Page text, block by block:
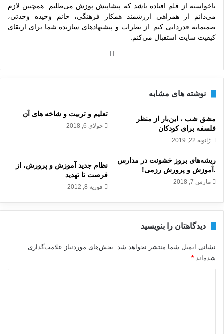
ناخواسته از قلم افتاده باشد که پیشاپیش پوزش می‌طلبم. همچنین لازم
می‌دانم از همراهی ارزشمند همکار فرهنگی، خانم وحیده وحدتی،
صمیمانه قدردانی کنم. از نظرات و پیشنهادهای سازنده شما برای ارتقای
کیفیت سایت استقبال می‌کنم.
نوشته های مشابه
مشق شب ، این‌بار از منظر
فلسفه برای کودکان
ژانویه 22, 2019
تعلیم و تربیت و شاخه های آن
جولای 6, 2018
ریشه‌های بروز خشونت در مدارس
.آموزش و پرورش رزمی!
مارس 7, 2018
نظام جديد آموزش و پرورش، از
فرصت تا تهديد
فوریه 8, 2012
دیدگاهتان را بنویسید
نشانی ایمیل شما منتشر نخواهد شد.
بخش‌های موردنیاز علامت‌گذاری
شده‌اند *